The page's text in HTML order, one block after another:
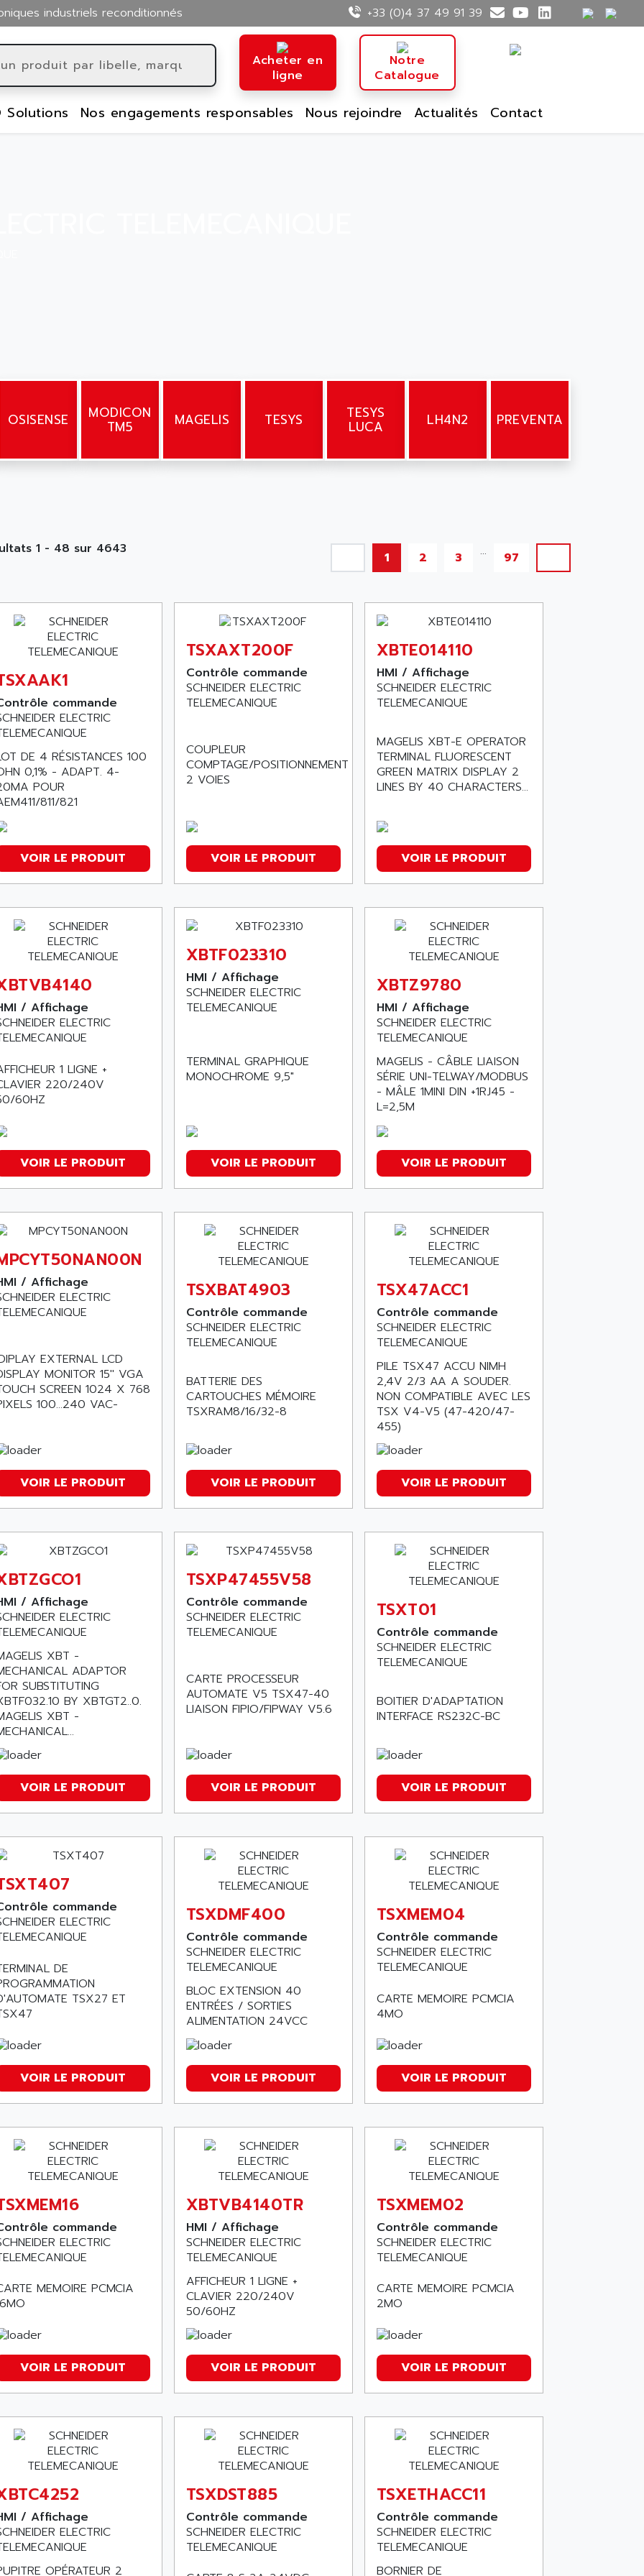
industriels reconditionnés +33 (0)4 37 49 91 39
Acheter en
ligne
Notre
Catalogue
Solutions Nos engagements responsables Nous rejoindre Actualités Contact
OSISENSE MODICON
TM5 MAGELIS TESYS TESYS
LUCA LH4N2 PREVENTA
1 - 48 sur 4643
1 2 3 ... 97
commande
ELECTRIC
DE 4 RÉSISTANCES 100
0,1% - ADAPT. 4-
POUR
811/821
VOIR LE PRODUIT
TSXAXT200F
Contrôle commande
SCHNEIDER ELECTRIC
TELEMECANIQUE
COUPLEUR
COMPTAGE/POSITIONNEMENT
2 VOIES
VOIR LE PRODUIT
XBTE014110
HMI / Affichage
SCHNEIDER ELECTRIC
TELEMECANIQUE
MAGELIS XBT-E OPERATOR
TERMINAL FLUORESCENT
GREEN MATRIX DISPLAY 2
LINES BY 40 CHARACTERS...
VOIR LE PRODUIT
/ Affichage
ELECTRIC
1 LIGNE +
220/240V
60HZ
VOIR LE PRODUIT
XBTF023310
HMI / Affichage
SCHNEIDER ELECTRIC
TELEMECANIQUE
TERMINAL GRAPHIQUE
MONOCHROME 9,5"
VOIR LE PRODUIT
XBTZ9780
HMI / Affichage
SCHNEIDER ELECTRIC
TELEMECANIQUE
MAGELIS - CÂBLE LIAISON
SÉRIE UNI-TELWAY/MODBUS
- MÂLE 1MINI DIN +1RJ45 -
L=2,5M
VOIR LE PRODUIT
/ Affichage
ELECTRIC
EXTERNAL LCD
MONITOR 15'' VGA
SCREEN 1024 X 768
100...240 VAC-
VOIR LE PRODUIT
TSXBAT4903
Contrôle commande
SCHNEIDER ELECTRIC
TELEMECANIQUE
BATTERIE DES
CARTOUCHES MÉMOIRE
TSXRAM8/16/32-8
VOIR LE PRODUIT
TSX47ACC1
Contrôle commande
SCHNEIDER ELECTRIC
TELEMECANIQUE
PILE TSX47 ACCU NIMH
2,4V 2/3 AA A SOUDER.
NON COMPATIBLE AVEC LES
TSX V4-V5 (47-420/47-
455)
VOIR LE PRODUIT
/ Affichage
ELECTRIC
XBT -
ADAPTOR
SUBSTITUTING
BY XBTGT2..0.
XBT -
VOIR LE PRODUIT
TSXP47455V58
Contrôle commande
SCHNEIDER ELECTRIC
TELEMECANIQUE
CARTE PROCESSEUR
AUTOMATE V5 TSX47-40
LIAISON FIPIO/FIPWAY V5.6
VOIR LE PRODUIT
TSXT01
Contrôle commande
SCHNEIDER ELECTRIC
TELEMECANIQUE
BOITIER D'ADAPTATION
INTERFACE RS232C-BC
VOIR LE PRODUIT
commande
ELECTRIC
DE
TSX27 ET
VOIR LE PRODUIT
TSXDMF400
Contrôle commande
SCHNEIDER ELECTRIC
TELEMECANIQUE
BLOC EXTENSION 40
ENTRÉES / SORTIES
ALIMENTATION 24VCC
VOIR LE PRODUIT
TSXMEM04
Contrôle commande
SCHNEIDER ELECTRIC
TELEMECANIQUE
CARTE MEMOIRE PCMCIA
4MO
VOIR LE PRODUIT
commande
ELECTRIC
MEMOIRE PCMCIA
VOIR LE PRODUIT
XBTVB4140TR
HMI / Affichage
SCHNEIDER ELECTRIC
TELEMECANIQUE
AFFICHEUR 1 LIGNE +
CLAVIER 220/240V
50/60HZ
VOIR LE PRODUIT
TSXMEM02
Contrôle commande
SCHNEIDER ELECTRIC
TELEMECANIQUE
CARTE MEMOIRE PCMCIA
2MO
VOIR LE PRODUIT
/ Affichage
ELECTRIC
OPÉRATEUR 2
TSXDST885
Contrôle commande
SCHNEIDER ELECTRIC
TELEMECANIQUE
TSXETHACC11
Contrôle commande
SCHNEIDER ELECTRIC
TELEMECANIQUE
BORNIER DE